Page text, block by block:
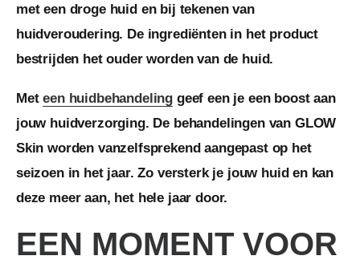
met een droge huid en bij tekenen van
huidveroudering. De ingrediënten in het product
bestrijden het ouder worden van de huid.
Meteen huidbehandeling geef een je een boost aan
jouw huidverzorging. De behandelingen van GLOW
Skin worden vanzelfsprekend aangepast op het
seizoen in het jaar. Zo versterk je jouw huid en kan
deze meer aan, het hele jaar door.
EEN MOMENT VOOR